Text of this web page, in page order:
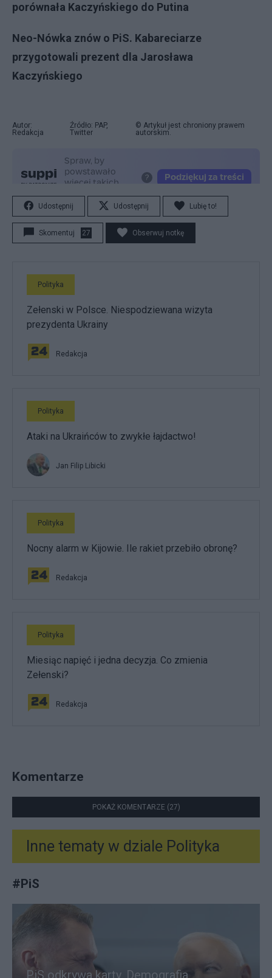
porównała Kaczyńskiego do Putina
Neo-Nówka znów o PiS. Kabareciarze
przygotowali prezent dla Jarosława
Kaczyńskiego
Autor:
Redakcja
Źródło: PAP,
Twitter
© Artykuł jest chroniony prawem
autorskim.
Udostępnij Udostępnij Lubię to!
Skomentuj 27 Obserwuj notkę
Polityka
Zełenski w Polsce. Niespodziewana wizyta
prezydenta Ukrainy
Redakcja
Polityka
Ataki na Ukraińców to zwykłe łajdactwo!
Jan Filip Libicki
Polityka
Nocny alarm w Kijowie. Ile rakiet przebiło obronę?
Redakcja
Polityka
Miesiąc napięć i jedna decyzja. Co zmienia
Zełenski?
Redakcja
Komentarze
POKAŻ KOMENTARZE (27)
Inne tematy w dziale Polityka
#PiS
PiS odkrywa karty. Demografia,